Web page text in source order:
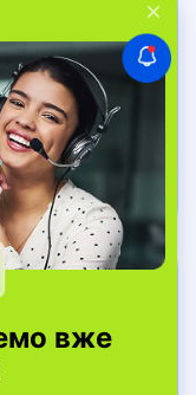
часі
Велика